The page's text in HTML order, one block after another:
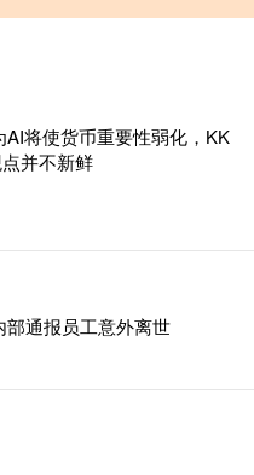
将使货币重要性弱化，KK
并不新鲜
通报员工意外离世